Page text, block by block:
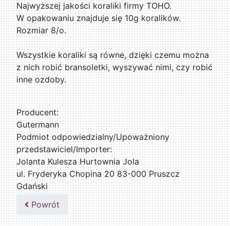
Najwyższej jakości koraliki firmy TOHO.
W opakowaniu znajduje się 10g koralików.
Rozmiar 8/o.
Wszystkie koraliki są równe, dzięki czemu można
z nich robić bransoletki, wyszywać nimi, czy robić
inne ozdoby.
Producent:
Gutermann
Podmiot odpowiedzialny/Upoważniony
przedstawiciel/Importer:
Jolanta Kulesza Hurtownia Jola
ul. Fryderyka Chopina 20 83-000 Pruszcz
Gdański
502047435
Powrót